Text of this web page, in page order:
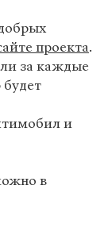
проекта.
за каждые
и
в